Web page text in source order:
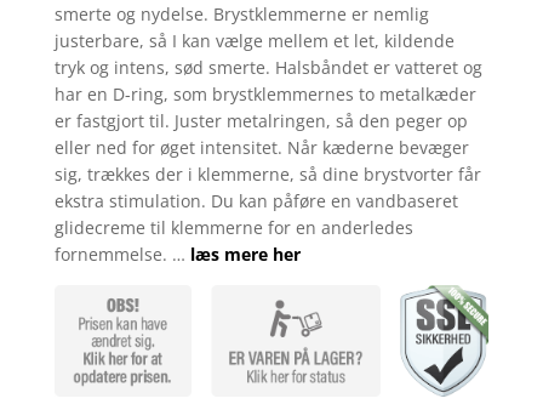
smerte og nydelse. Brystklemmerne er nemlig
justerbare, så I kan vælge mellem et let, kildende
tryk og intens, sød smerte. Halsbåndet er vatteret og
har en D-ring, som brystklemmernes to metalkæder
er fastgjort til. Juster metalringen, så den peger op
eller ned for øget intensitet. Når kæderne bevæger
sig, trækkes der i klemmerne, så dine brystvorter får
ekstra stimulation. Du kan påføre en vandbaseret
glidecreme til klemmerne for en anderledes
fornemmelse. … læs mere her